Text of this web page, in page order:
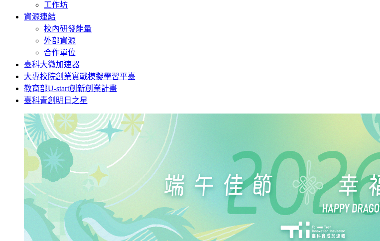
工作坊
資源連結
校內研發能量
外部資源
合作單位
臺科大微加速器
大專校院創業實戰模擬學習平臺
教育部U-start創新創業計畫
臺科青創明日之星